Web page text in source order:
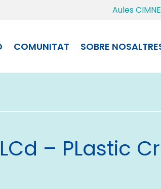
Aules CIMNE
COMUNITAT SOBRE
– PLastic